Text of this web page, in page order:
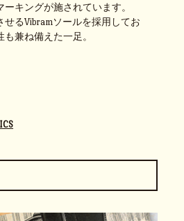
キングが施されています。
るVibramソールを採用してお
兼ね備えた一足。